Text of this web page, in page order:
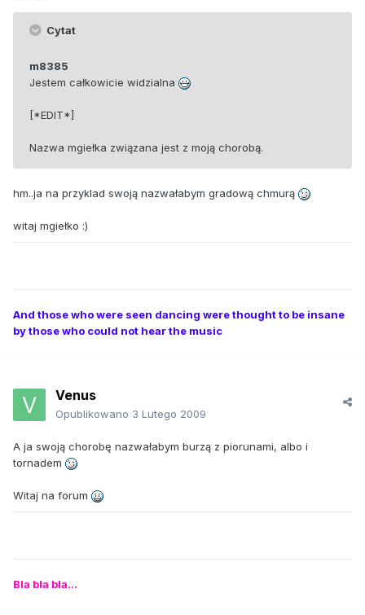
Cytat
m8385
Jestem całkowicie widzialna
[*EDIT*]
Nazwa mgiełka związana jest z moją chorobą.
hm..ja na przyklad swoją nazwałabym gradową chmurą
witaj mgiełko :)
And those who were seen dancing were thought to be insane
by those who could not hear the music
Venus
Opublikowano 3 Lutego 2009
A ja swoją chorobę nazwałabym burzą z piorunami, albo i
tornadem
Witaj na forum
Bla bla bla...